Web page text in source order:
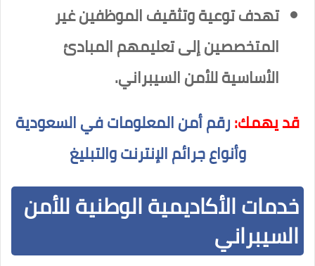
تهدف توعية وتثقيف الموظفين غير
المتخصصين إلى تعليمهم المبادئ
الأساسية للأمن السيبراني.
قد يهمك:رقم أمن المعلومات في السعودية
وأنواع جرائم الإنترنت والتبليغ
خدمات الأكاديمية الوطنية للأمن
السيبراني